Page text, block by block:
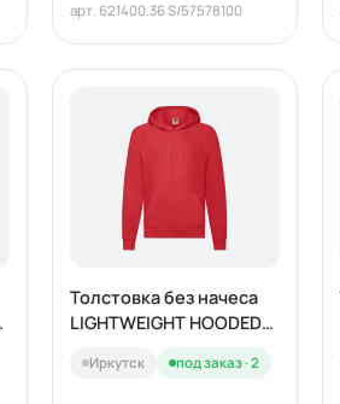
арт. 621400.36 S/57578100
Толстовка без начеса
LIGHTWEIGHT HOODED
Иркутск под заказ · 2